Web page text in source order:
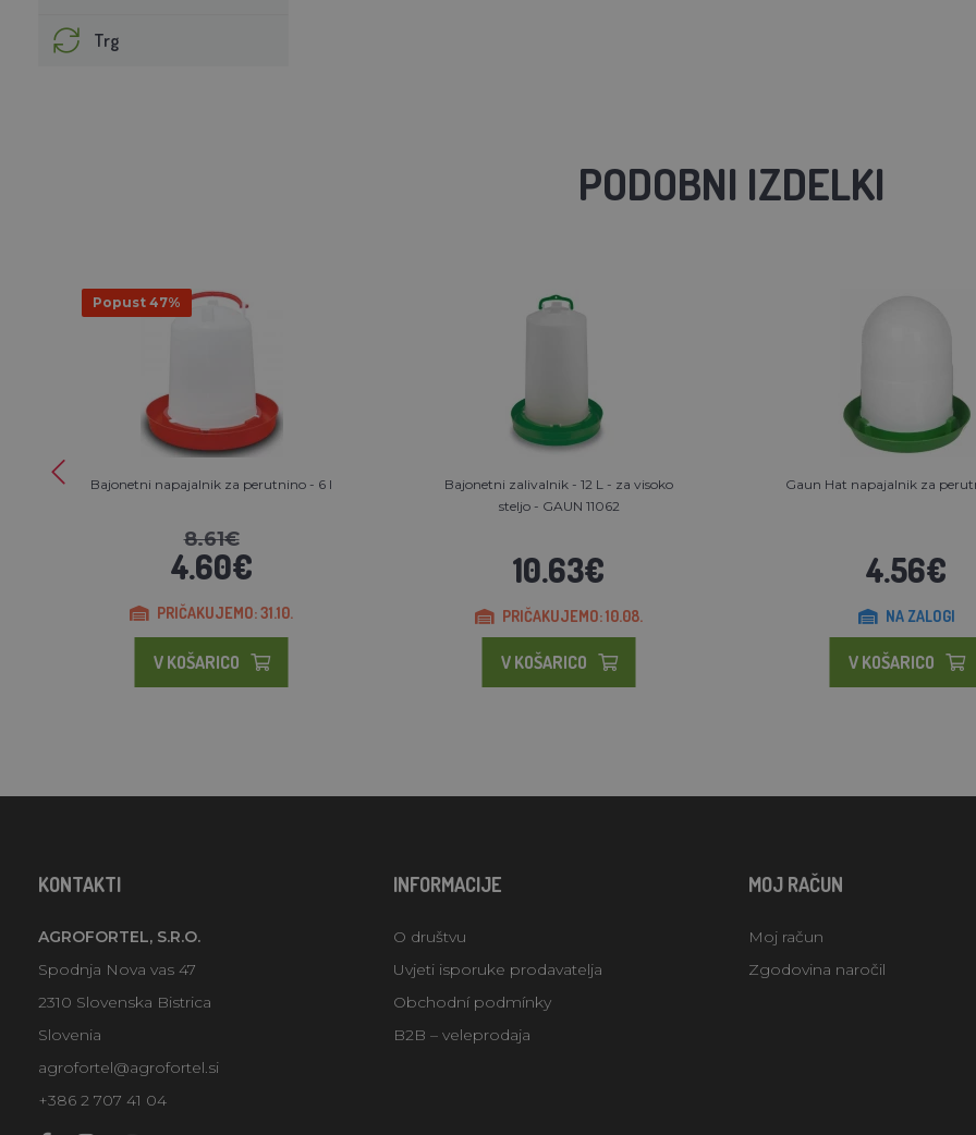
Trg
PODOBNI IZDELKI
Popust 47%
Bajonetni napajalnik za perutnino - 6 l
8.61€
4.60€
PRIČAKUJEMO: 31.10.
V KOŠARICO
Bajonetni zalivalnik - 12 L - za visoko
steljo - GAUN 11062
10.63€
PRIČAKUJEMO: 10.08.
V KOŠARICO
Gaun Hat napajalnik za
4.56€
NA ZALOGI
V KOŠARICO
KONTAKTI
AGROFORTEL, S.R.O.
Spodnja Nova vas 47
2310 Slovenska Bistrica
Slovenia
agrofortel@agrofortel.si
+386 2 707 41 04
INFORMACIJE
O društvu
Uvjeti isporuke prodavatelja
Obchodní podmínky
B2B – veleprodaja
MOJ RAČUN
Moj račun
Zgodovina naročil